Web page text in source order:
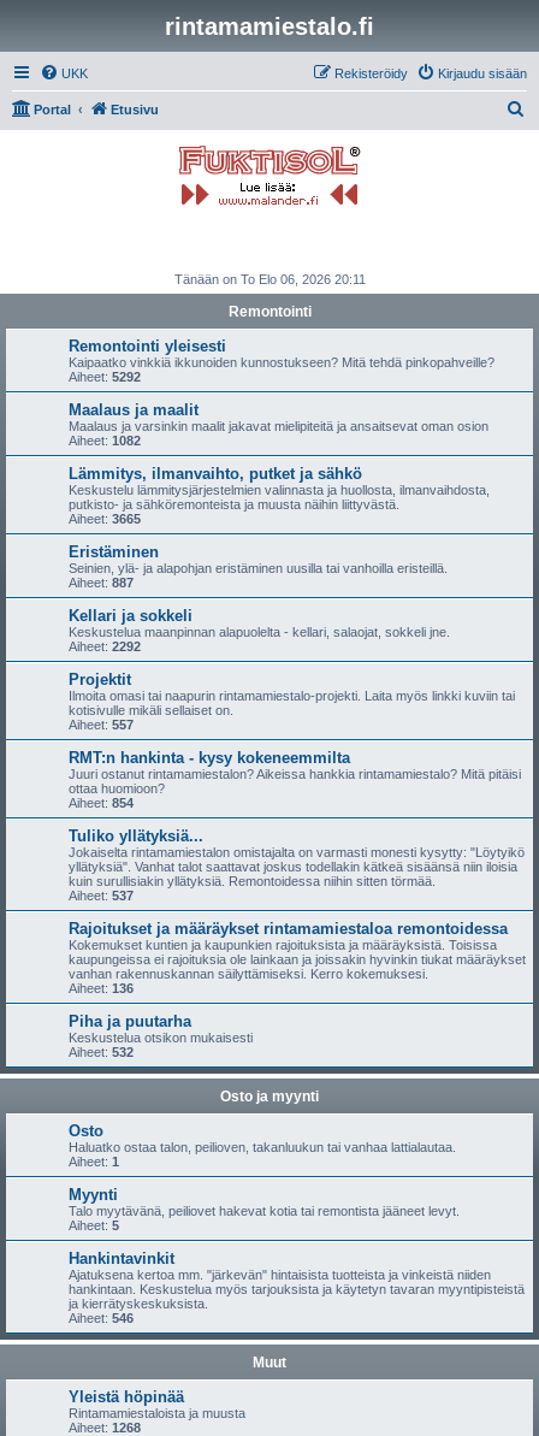
rintamamiestalo.fi
UKK Kirjaudu sisään
Rekisteröidy
Portal Etusivu
Tänään on To Elo 06, 2026 20:11
Remontointi
Remontointi yleisesti
Kaipaatko vinkkiä ikkunoiden kunnostukseen? Mitä tehdä pinkopahveille?
Aiheet: 5292
Maalaus ja maalit
Maalaus ja varsinkin maalit jakavat mielipiteitä ja ansaitsevat oman osion
Aiheet: 1082
Lämmitys, ilmanvaihto, putket ja sähkö
Keskustelu lämmitysjärjestelmien valinnasta ja huollosta, ilmanvaihdosta,
putkisto- ja sähköremonteista ja muusta näihin liittyvästä.
Aiheet: 3665
Eristäminen
Seinien, ylä- ja alapohjan eristäminen uusilla tai vanhoilla eristeillä.
Aiheet: 887
Kellari ja sokkeli
Keskustelua maanpinnan alapuolelta - kellari, salaojat, sokkeli jne.
Aiheet: 2292
Projektit
Ilmoita omasi tai naapurin rintamamiestalo-projekti. Laita myös linkki kuviin tai
kotisivulle mikäli sellaiset on.
Aiheet: 557
RMT:n hankinta - kysy kokeneemmilta
Juuri ostanut rintamamiestalon? Aikeissa hankkia rintamamiestalo? Mitä pitäisi
ottaa huomioon?
Aiheet: 854
Tuliko yllätyksiä...
Jokaiselta rintamamiestalon omistajalta on varmasti monesti kysytty: "Löytyikö
yllätyksiä". Vanhat talot saattavat joskus todellakin kätkeä sisäänsä niin iloisia
kuin surullisiakin yllätyksiä. Remontoidessa niihin sitten törmää.
Aiheet: 537
Rajoitukset ja määräykset rintamamiestaloa remontoidessa
Kokemukset kuntien ja kaupunkien rajoituksista ja määräyksistä. Toisissa
kaupungeissa ei rajoituksia ole lainkaan ja joissakin hyvinkin tiukat määräykset
vanhan rakennuskannan säilyttämiseksi. Kerro kokemuksesi.
Aiheet: 136
Piha ja puutarha
Keskustelua otsikon mukaisesti
Aiheet: 532
Osto ja myynti
Osto
Haluatko ostaa talon, peilioven, takanluukun tai vanhaa lattialautaa.
Aiheet: 1
Myynti
Talo myytävänä, peiliovet hakevat kotia tai remontista jääneet levyt.
Aiheet: 5
Hankintavinkit
Ajatuksena kertoa mm. "järkevän" hintaisista tuotteista ja vinkeistä niiden
hankintaan. Keskustelua myös tarjouksista ja käytetyn tavaran myyntipisteistä
ja kierrätyskeskuksista.
Aiheet: 546
Muut
Yleistä höpinää
Rintamamiestaloista ja muusta
Aiheet: 1268